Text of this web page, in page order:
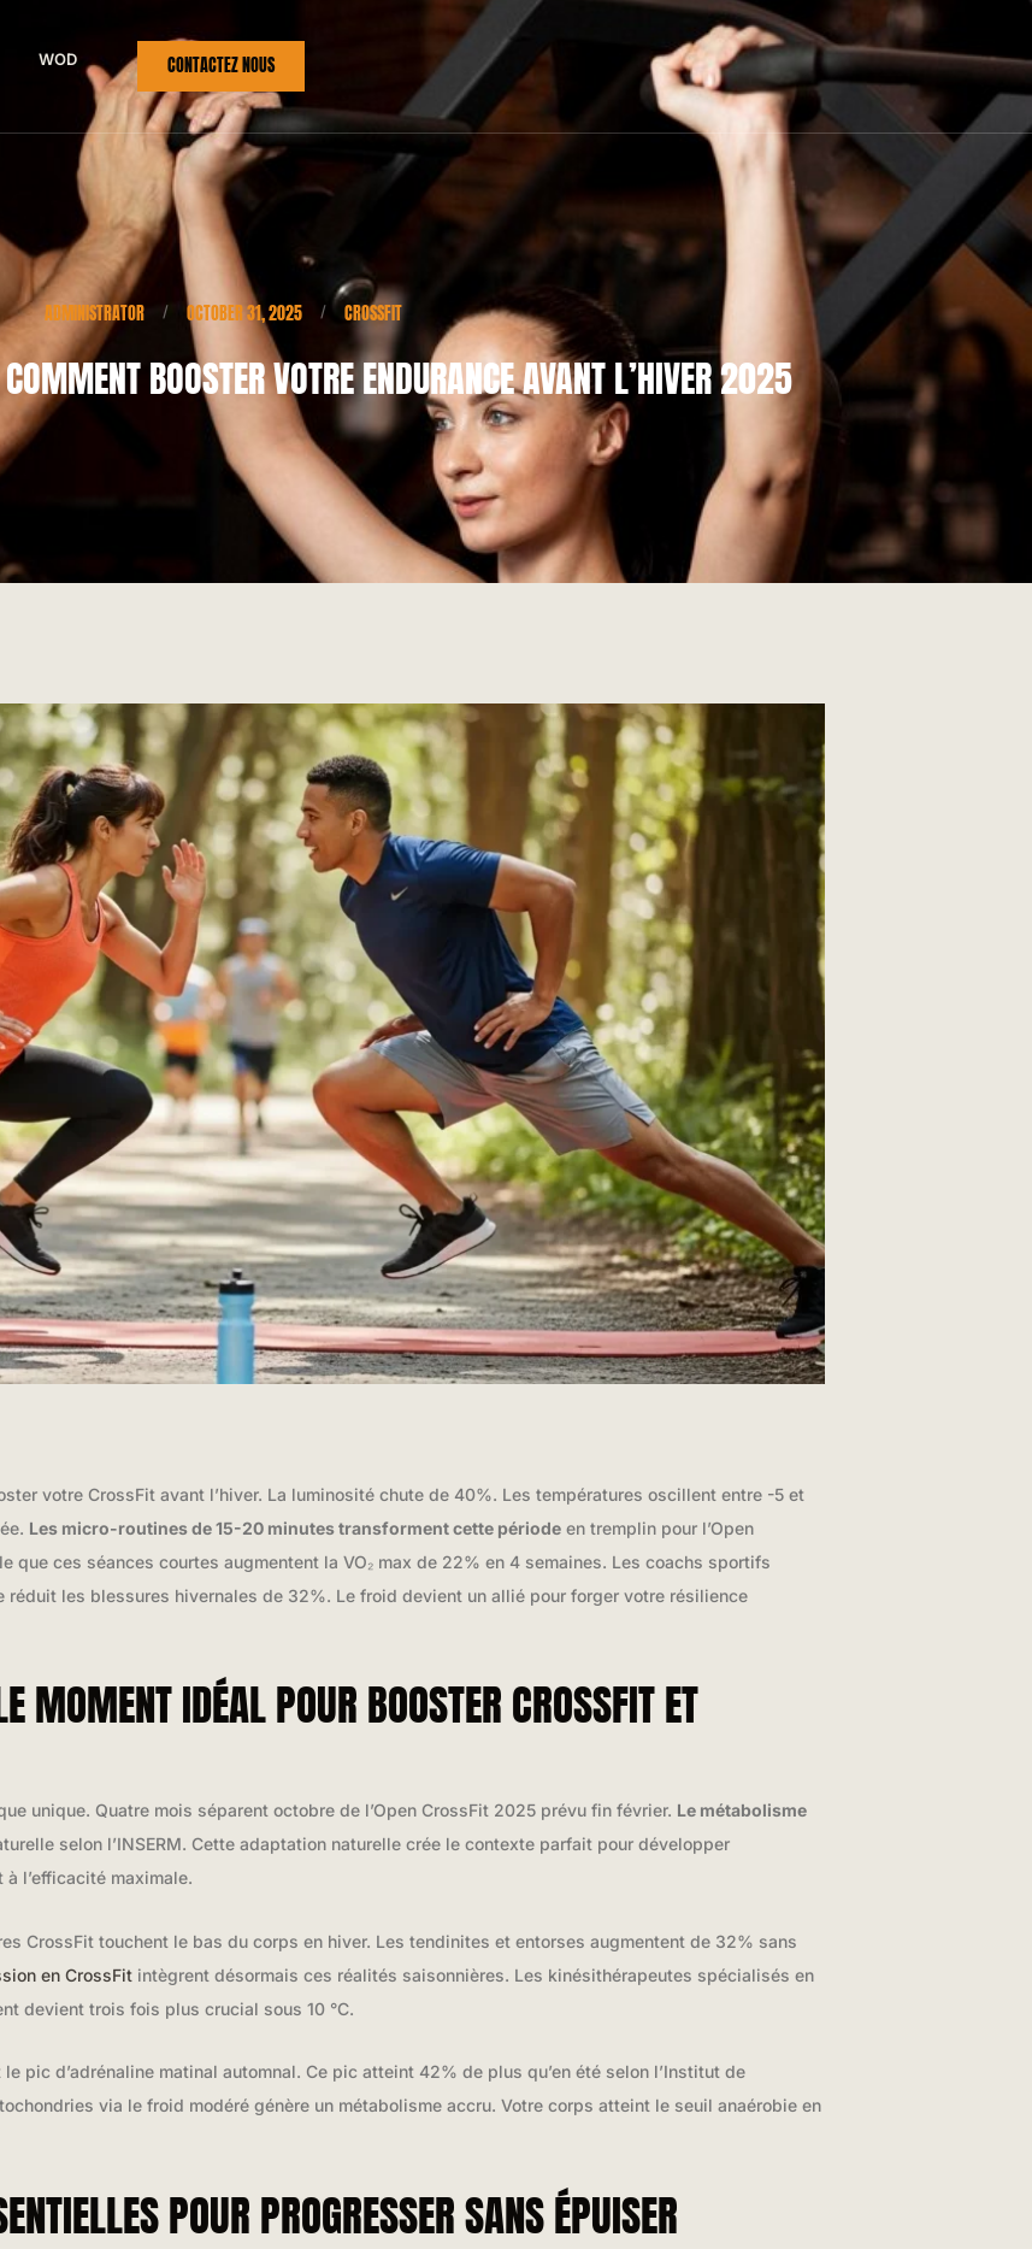
WOD CONTACTEZ NOUS
ADMINISTRATOR / OCTOBER 31, 2025 / CROSSFIT
BOOSTER VOTRE ENDURANCE AVANT L’HIVER 2025
votre CrossFit avant l’hiver. La luminosité chute de 40%. Les températures oscillent entre -5 et
Les micro-routines de 15-20 minutes transforment cette période en tremplin pour l’Open
que ces séances courtes augmentent la VO₂ max de 22% en 4 semaines. Les coachs sportifs
réduit les blessures hivernales de 32%. Le froid devient un allié pour forger votre résilience
MOMENT IDÉAL POUR BOOSTER CROSSFIT ET
unique. Quatre mois séparent octobre de l’Open CrossFit 2025 prévu fin février. Le métabolisme
selon l’INSERM. Cette adaptation naturelle crée le contexte parfait pour développer
à l’efficacité maximale.
CrossFit touchent le bas du corps en hiver. Les tendinites et entorses augmentent de 32% sans
en CrossFit intègrent désormais ces réalités saisonnières. Les kinésithérapeutes spécialisés en
devient trois fois plus crucial sous 10 °C.
pic d’adrénaline matinal automnal. Ce pic atteint 42% de plus qu’en été selon l’Institut de
via le froid modéré génère un métabolisme accru. Votre corps atteint le seuil anaérobie en
POUR PROGRESSER SANS ÉPUISER